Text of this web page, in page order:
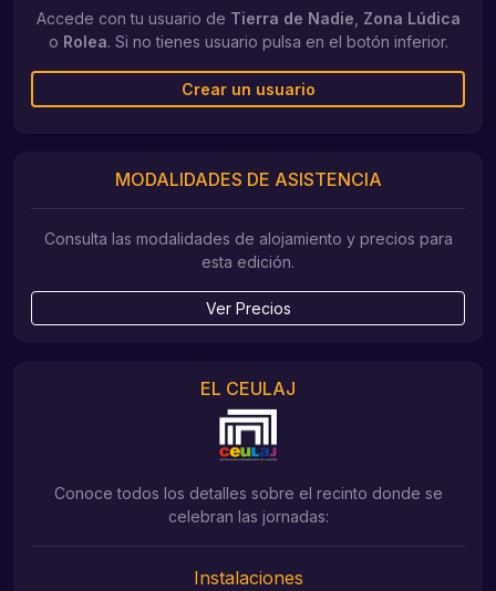
Accede con tu usuario de Tierra de Nadie Zona Lúdica
o Rolea. Si no tienes usuario pulsa en el botón inferior.
Crear un usuario
MODALIDADES DE ASISTENCIA
Consulta las modalidades de alojamiento y precios para
esta edición.
Ver Precios
EL CEULAJ
Conoce todos los detalles sobre el recinto donde se
celebran las jornadas:
Instalaciones